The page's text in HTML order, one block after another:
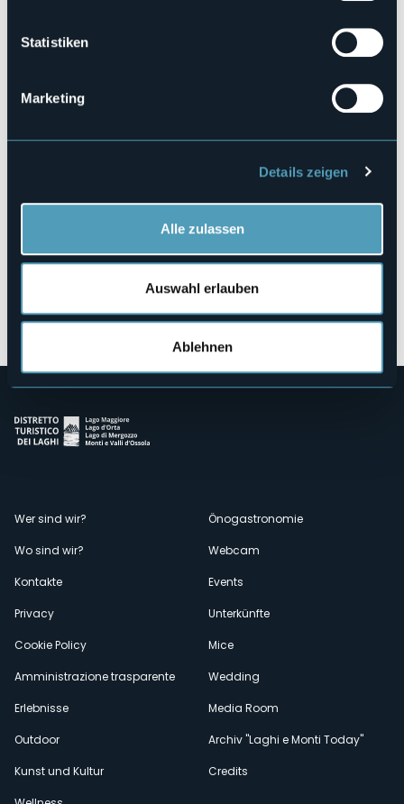
Statistiken
Marketing
Details zeigen
Alle zulassen
Auswahl erlauben
Ablehnen
Piazza Garibaldi, 30
Öffnen Sie die Karte
Menù
secondario
Wer sind wir?
Wo sind wir?
Kontakte
Privacy
Cookie Policy
Amministrazione trasparente
Erlebnisse
Outdoor
Kunst und Kultur
Önogastronomie
Webcam
Events
Unterkünfte
Mice
Wedding
Media Room
Archiv "Laghi e Monti Today"
Credits